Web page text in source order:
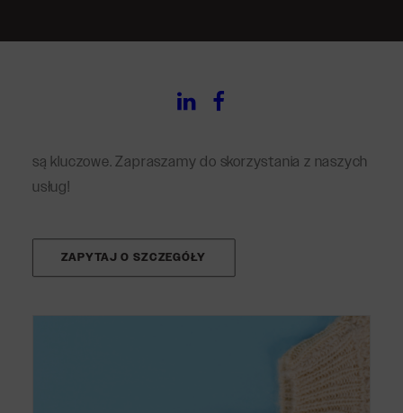
markę na każdym produkcie. Nasze rozwiązania są
idealne dla branży odzieżowej, kosmetycznej, a także
są kluczowe. Zapraszamy do skorzystania z naszych
usług!
ZAPYTAJ O SZCZEGÓŁY